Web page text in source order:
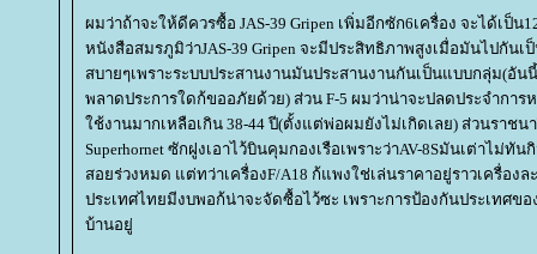
ผมว่าถ้าจะให้ดีควรซื้อ JAS-39 Gripen เพิ่มอีกซัก6เครื่อง จะได้เป็น
หนังสือสมรภูมิว่าJAS-39 Gripen จะมีประสิทธิภาพสูงเมื่อมันไปกัน
สบายๆเพราะระบบประสานงานมันประสานงานกันเป็นแบบกลุ่ม(อั
พลาดประการใดก้ขออภัยด้วย) ส่วน F-5 ผมว่าน่าจะปลดประจำการ
ช้งานมากเหลือเกิน 38-44 ปี(ตั้งแต่พ่อผมยังไม่เกิดเลย) ส่วนราชนา
Superhornet ซักฝูงเอาไว้บินคุมกองเรือเพราะว่าAV-8Sมันเต่าไม่ทัน
สอยร่วงหมด แต่ทว่าเครื่องF/A18 ก้แพงใช่เล่นราคาอยู่ราวเครื่องล
ประเทศไทยมีงบพอก้น่าจะจัดซื้อไว้ซะ เพราะการป้องกันประเทศขอ
บ้านอยู่